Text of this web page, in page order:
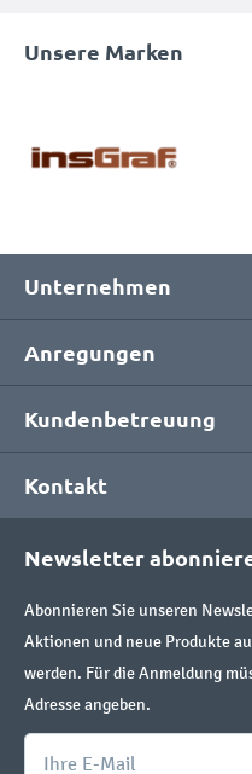
Unsere Marken
Unternehmen
Anregungen
Kundenbetreuung
Kontakt
Newsletter
Abonnieren Sie unseren
Aktionen und neue Produkte
werden. Für die Anmeldung
Adresse angeben.